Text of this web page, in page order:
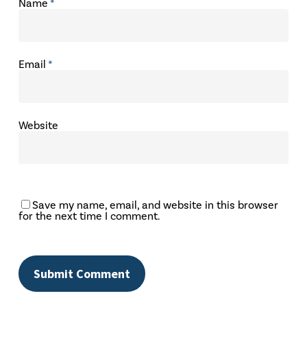
Name *
Email *
Website
Save my name, email, and website in this browser
for the next time I comment.